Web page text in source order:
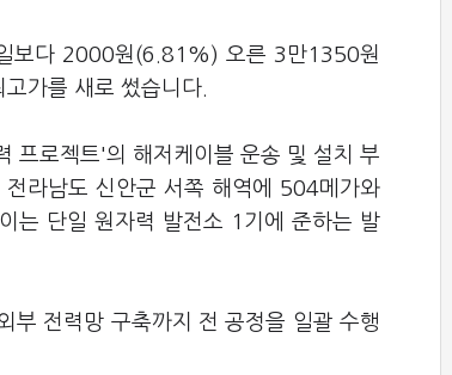
보다 2000원(6.81%) 오른 3만1350원
가를 새로 썼습니다.
프로젝트'의 해저케이블 운송 및 설치 부
라남도 신안군 서쪽 해역에 504메가와
는 단일 원자력 발전소 1기에 준하는 발
부 전력망 구축까지 전 공정을 일괄 수행